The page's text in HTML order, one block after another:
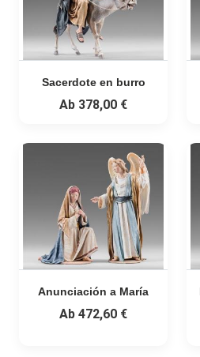
Sacerdote en burro
Ab 378,00 €
Anunciación a María
Ab 472,60 €